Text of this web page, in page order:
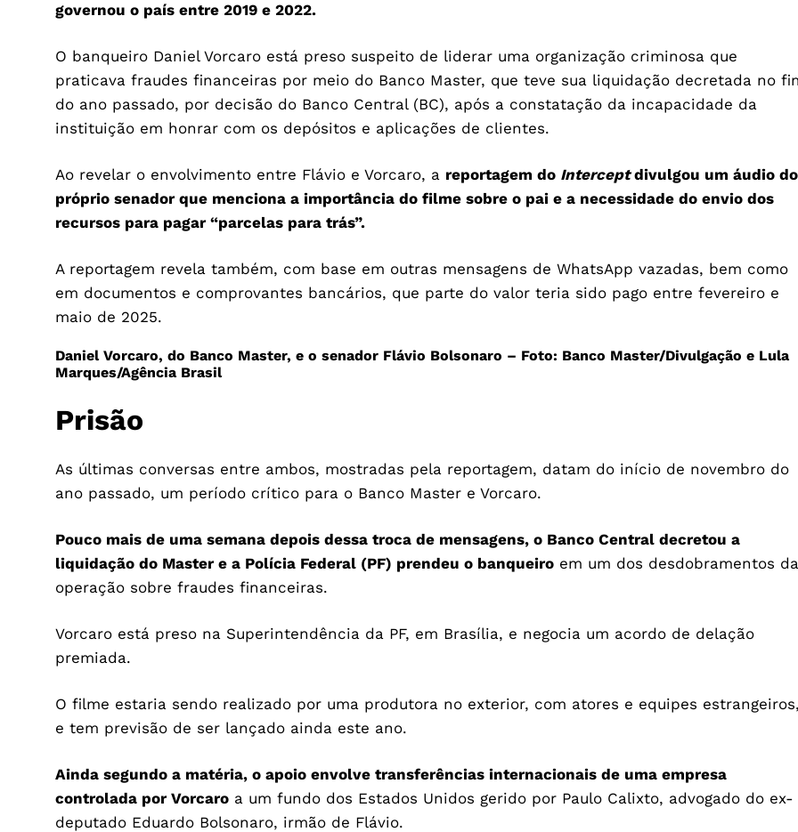
governou o país entre 2019 e 2022.
O banqueiro Daniel Vorcaro está preso suspeito de liderar uma organização criminosa que
praticava fraudes financeiras por meio do Banco Master, que teve sua liquidação decretada no
do ano passado, por decisão do Banco Central (BC), após a constatação da incapacidade da
instituição em honrar com os depósitos e aplicações de clientes.
Ao revelar o envolvimento entre Flávio e Vorcaro, a reportagem do Interceptdivulgou um áudio do
próprio senador que menciona a importância do filme sobre o pai e a necessidade do envio dos
recursos para pagar “parcelas para trás”.
A reportagem revela também, com base em outras mensagens de WhatsApp vazadas, bem como
em documentos e comprovantes bancários, que parte do valor teria sido pago entre fevereiro e
maio de 2025.
Daniel Vorcaro, do Banco Master, e o senador Flávio Bolsonaro – Foto: Banco Master/Divulgação e Lula
Marques/Agência Brasil
Prisão
As últimas conversas entre ambos, mostradas pela reportagem, datam do início de novembro do
ano passado, um período crítico para o Banco Master e Vorcaro.
Pouco mais de uma semana depois dessa troca de mensagens, o Banco Central decretou a
liquidação do Master e a Polícia Federal (PF) prendeu o banqueiro em um dos desdobramentos da
operação sobre fraudes financeiras.
Vorcaro está preso na Superintendência da PF, em Brasília, e negocia um acordo de delação
premiada.
O filme estaria sendo realizado por uma produtora no exterior, com atores e equipes
e tem previsão de ser lançado ainda este ano.
Ainda segundo a matéria, o apoio envolve transferências internacionais de uma empresa
controlada por Vorcaro a um fundo dos Estados Unidos gerido por Paulo Calixto, advogado do ex-
deputado Eduardo Bolsonaro, irmão de Flávio.